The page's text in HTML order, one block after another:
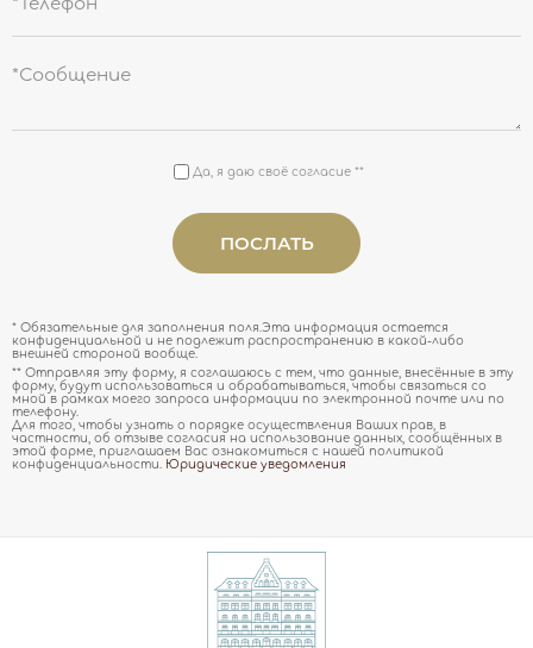
*Телефон
*Сообщение
Да, я даю своё согласие **
* Обязательные для заполнения поля.Эта информация остается
конфиденциальной и не подлежит распространению в какой-либо
внешней стороной вообще.
** Отправляя эту форму, я соглашаюсь с тем, что данные, внесённые в эту
форму, будут использоваться и обрабатываться, чтобы связаться со
мной в рамках моего запроса информации по электронной почте или по
телефону.
Для того, чтобы узнать о порядке осуществления Ваших прав, в
частности, об отзыве согласия на использование данных, сообщённых в
этой форме, приглашаем Вас ознакомиться с нашей политикой
конфиденциальности. Юридические уведомления